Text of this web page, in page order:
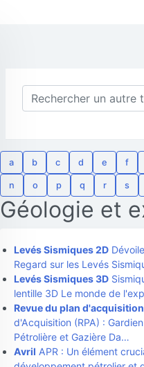
a b c d e f
n o p q r s
Géologie et
Levés Sismiques 2D
Regard sur les Levés
Levés Sismiques 3D
lentille 3D Le monde de
Revue du plan
d'Acquisition (RPA) :
Pétrolière et Gazière Da…
Avril APR : Un élément